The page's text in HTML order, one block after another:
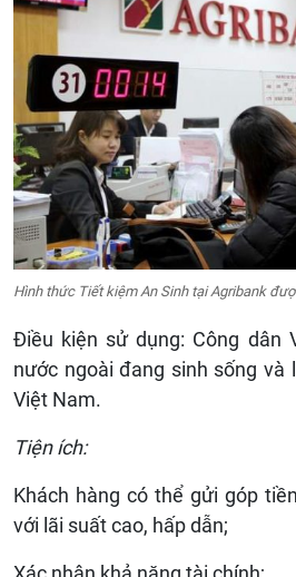
Hình thức Tiết kiệm An Sinh tại Agribank
Điều kiện sử dụng: Công dân
nước ngoài đang sinh sống và
Việt Nam.
Tiện ích:
Khách hàng có thể gửi góp
với lãi suất cao, hấp dẫn;